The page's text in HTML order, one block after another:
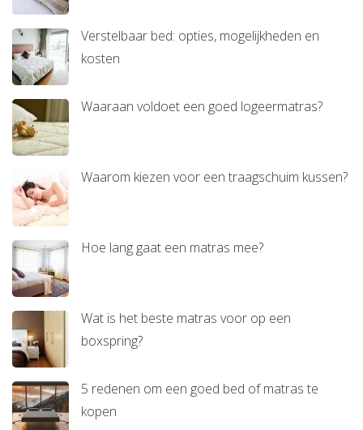
Verstelbaar bed: opties, mogelijkheden en
kosten
Waaraan voldoet een goed logeermatras?
Waarom kiezen voor een traagschuim kussen?
Hoe lang gaat een matras mee?
Wat is het beste matras voor op een
boxspring?
5 redenen om een goed bed of matras te
kopen